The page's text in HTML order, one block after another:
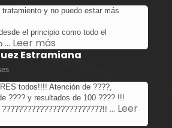
tratamiento y no puedo estar más
el principio como todo el
… Leer más
Estramiana
todos!!!! Atención de ????,
???? y resultados de 100 ???? !!!
… Leer